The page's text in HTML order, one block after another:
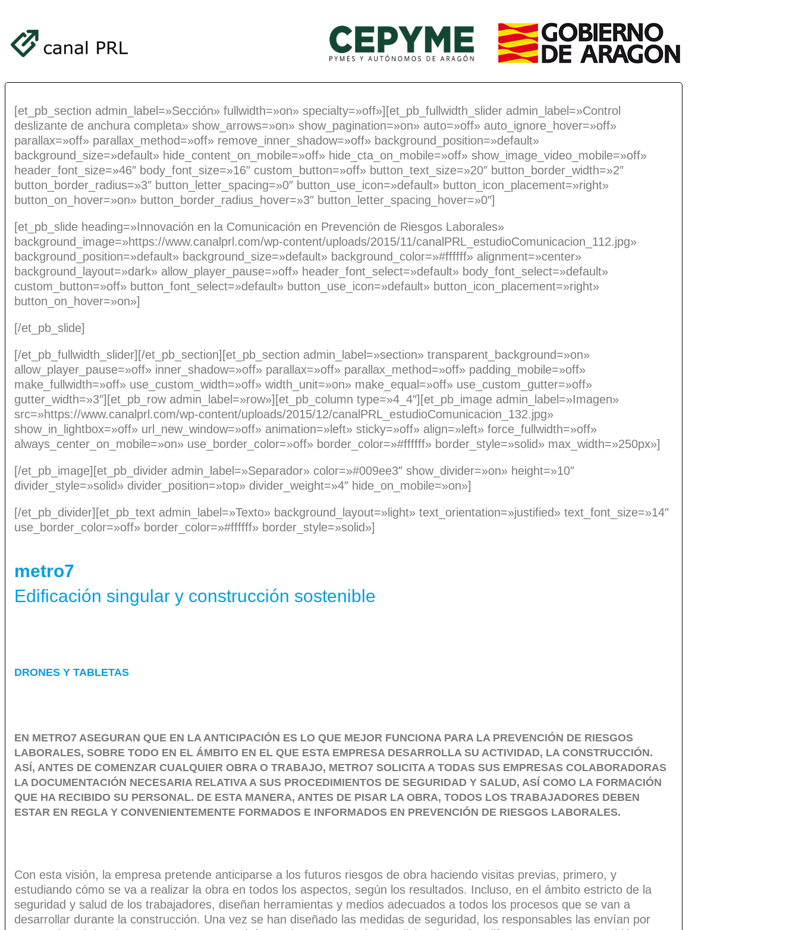
[et_pb_section admin_label=»Sección» fullwidth=»on» specialty=»off»][et_pb_fullwidth_slider admin_label=»Control
deslizante de anchura completa» show_arrows=»on» show_pagination=»on» auto=»off» auto_ignore_hover=»off»
parallax=»off» parallax_method=»off» remove_inner_shadow=»off» background_position=»default»
background_size=»default» hide_content_on_mobile=»off» hide_cta_on_mobile=»off» show_image_video_mobile=»off»
header_font_size=»46″ body_font_size=»16″ custom_button=»off» button_text_size=»20″ button_border_width=»2″
button_border_radius=»3″ button_letter_spacing=»0″ button_use_icon=»default» button_icon_placement=»right»
button_on_hover=»on» button_border_radius_hover=»3″ button_letter_spacing_hover=»0″]
[et_pb_slide heading=»Innovación en la Comunicación en Prevención de Riesgos Laborales»
background_image=»https://www.canalprl.com/wp-content/uploads/2015/11/canalPRL_estudioComunicacion_112.jpg»
background_position=»default» background_size=»default» background_color=»#ffffff» alignment=»center»
background_layout=»dark» allow_player_pause=»off» header_font_select=»default» body_font_select=»default»
custom_button=»off» button_font_select=»default» button_use_icon=»default» button_icon_placement=»right»
button_on_hover=»on»]
[/et_pb_slide]
[/et_pb_fullwidth_slider][/et_pb_section][et_pb_section admin_label=»section» transparent_background=»on»
allow_player_pause=»off» inner_shadow=»off» parallax=»off» parallax_method=»off» padding_mobile=»off»
make_fullwidth=»off» use_custom_width=»off» width_unit=»on» make_equal=»off» use_custom_gutter=»off»
gutter_width=»3″][et_pb_row admin_label=»row»][et_pb_column type=»4_4″][et_pb_image admin_label=»Imagen»
src=»https://www.canalprl.com/wp-content/uploads/2015/12/canalPRL_estudioComunicacion_132.jpg»
show_in_lightbox=»off» url_new_window=»off» animation=»left» sticky=»off» align=»left» force_fullwidth=»off»
always_center_on_mobile=»on» use_border_color=»off» border_color=»#ffffff» border_style=»solid» max_width=»250px»]
[/et_pb_image][et_pb_divider admin_label=»Separador» color=»#009ee3″ show_divider=»on» height=»10″
divider_style=»solid» divider_position=»top» divider_weight=»4″ hide_on_mobile=»on»]
[/et_pb_divider][et_pb_text admin_label=»Texto» background_layout=»light» text_orientation=»justified» text_font_size=»14″
use_border_color=»off» border_color=»#ffffff» border_style=»solid»]
metro7
Edificación singular y construcción sostenible
DRONES Y TABLETAS
EN METRO7 ASEGURAN QUE EN LA ANTICIPACIÓN ES LO QUE MEJOR FUNCIONA PARA LA PREVENCIÓN DE RIESGOS
LABORALES, SOBRE TODO EN EL ÁMBITO EN EL QUE ESTA EMPRESA DESARROLLA SU ACTIVIDAD, LA CONSTRUCCIÓN.
ASÍ, ANTES DE COMENZAR CUALQUIER OBRA O TRABAJO, METRO7 SOLICITA A TODAS SUS EMPRESAS COLABORADORAS
LA DOCUMENTACIÓN NECESARIA RELATIVA A SUS PROCEDIMIENTOS DE SEGURIDAD Y SALUD, ASÍ COMO LA FORMACIÓN
QUE HA RECIBIDO SU PERSONAL. DE ESTA MANERA, ANTES DE PISAR LA OBRA, TODOS LOS TRABAJADORES DEBEN
ESTAR EN REGLA Y CONVENIENTEMENTE FORMADOS E INFORMADOS EN PREVENCIÓN DE RIESGOS LABORALES.
Con esta visión, la empresa pretende anticiparse a los futuros riesgos de obra haciendo visitas previas, primero, y
estudiando cómo se va a realizar la obra en todos los aspectos, según los resultados. Incluso, en el ámbito estricto de la
seguridad y salud de los trabajadores, diseñan herramientas y medios adecuados a todos los procesos que se van a
desarrollar durante la construcción. Una vez se han diseñado las medidas de seguridad, los responsables las envían por